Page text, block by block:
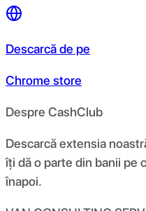
Descarcă de pe
Chrome store
Despre CashClub
Descarcă extensia
îți dă o parte din banii pe
înapoi.